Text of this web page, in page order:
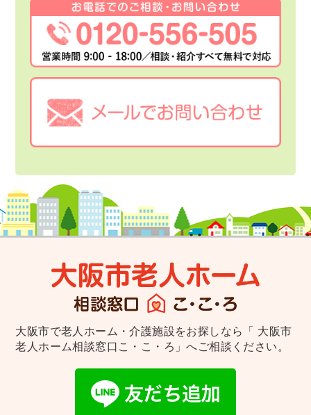
大阪市で老人ホーム・介護施設をお探しなら
「 大阪市
老人ホーム相談窓口こ・こ・ろ」へご相談ください。